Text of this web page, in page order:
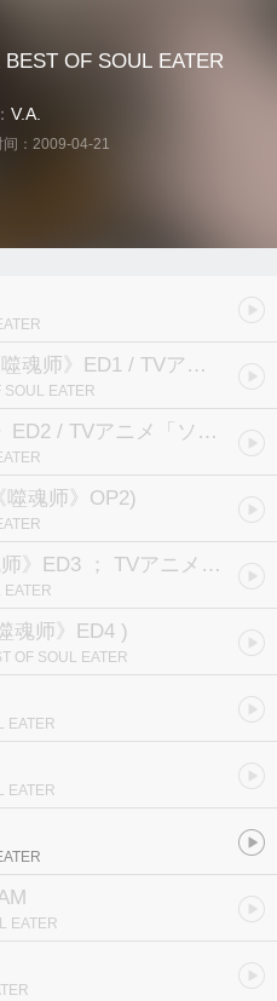
BEST OF SOUL EATER
V.A.
： 2009-04-21
/ TVアニメ「ソウルイーター」ED1テーマ)
SOUL EATER
メ「ソウルイーター」ED2テーマ)
噬魂师》OP2)
アニメ「ソウルイーター」ED3テーマ)
EATER
魂师》ED4 )
OF SOUL EATER
EATER
EATER
EATER